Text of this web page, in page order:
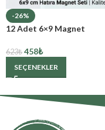
-26%
12 Adet 6×9 Magnet
623₺ 458₺
SEÇENEKLER